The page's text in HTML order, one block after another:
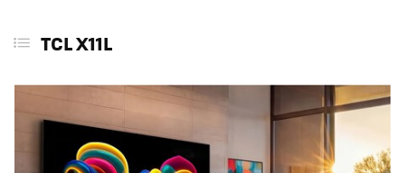
TCL X11L